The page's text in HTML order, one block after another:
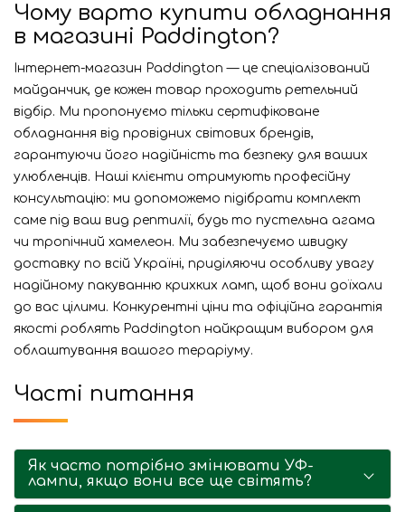
Чому варто купити обладнання
в магазині Paddington?
Інтернет-магазин Paddington — це спеціалізований
майданчик, де кожен товар проходить ретельний
відбір. Ми пропонуємо тільки сертифіковане
обладнання від провідних світових брендів,
гарантуючи його надійність та безпеку для ваших
улюбленців. Наші клієнти отримують професійну
консультацію: ми допоможемо підібрати комплект
саме під ваш вид рептилії, будь то пустельна агама
чи тропічний хамелеон. Ми забезпечуємо швидку
доставку по всій Україні, приділяючи особливу увагу
надійному пакуванню крихких ламп, щоб вони доїхали
до вас цілими. Конкурентні ціни та офіційна гарантія
якості роблять Paddington найкращим вибором для
облаштування вашого тераріуму.
Часті питання
Як часто потрібно змінювати УФ-
лампи, якщо вони все ще світять?